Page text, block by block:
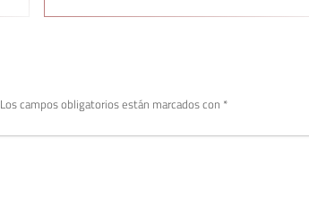
Los campos obligatorios están marcados con *